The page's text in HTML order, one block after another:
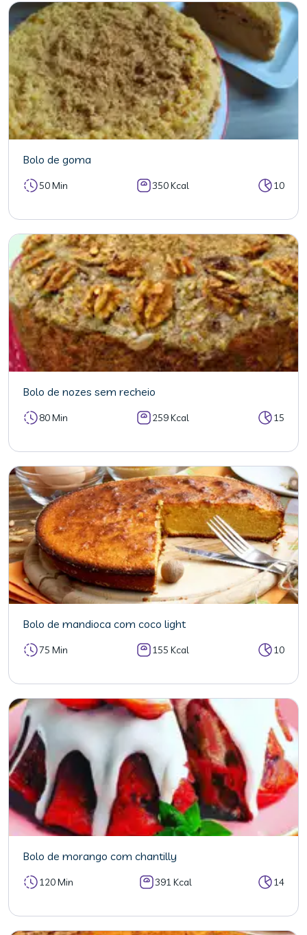
Bolo de goma
50 Min 350 Kcal 10
Bolo de nozes sem recheio
80 Min 259 Kcal 15
Bolo de mandioca com coco light
75 Min 155 Kcal 10
Bolo de morango com chantilly
120 Min 391 Kcal 14